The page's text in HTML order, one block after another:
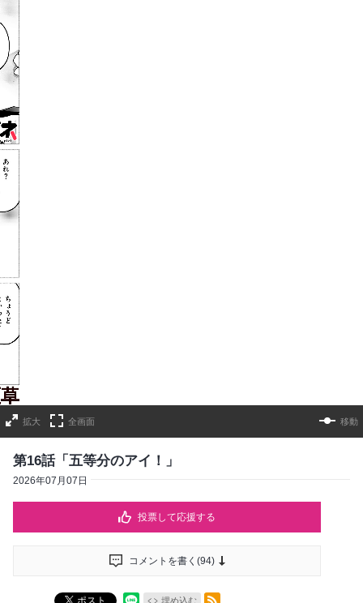
拡大 全画面 移動
第16話「五等分のアイ！」
2026年07月07日
投票して応援する
コメントを書く(94)
ポスト 埋め込む
RSSフィード